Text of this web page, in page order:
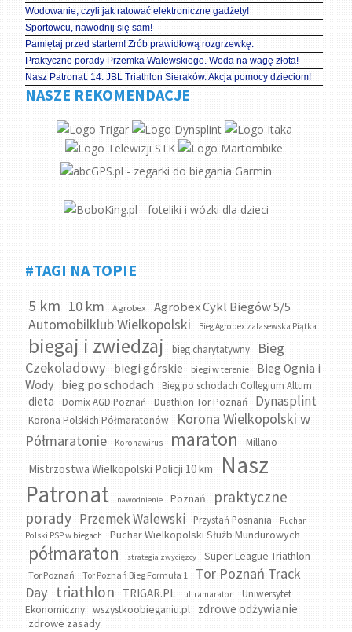
Wodowanie, czyli jak ratować elektroniczne gadżety!
Sportowcu, nawodnij się sam!
Pamiętaj przed startem! Zrób prawidłową rozgrzewkę.
Praktyczne porady Przemka Walewskiego. Woda na wagę złota!
Nasz Patronat. 14. JBL Triathlon Sieraków. Akcja pomocy dzieciom!
NASZE REKOMENDACJE
#TAGI NA TOPIE
5 km 10 km Agrobex Agrobex Cykl Biegów 5/5
Automobilklub Wielkopolski Bieg Agrobex zalasewska Piątka
biegaj i zwiedzaj bieg charytatywny
Bieg
Czekoladowy
biegi górskie biegi w terenie
Bieg Ognia i
Wody bieg po schodach Bieg po schodach Collegium Altum
dieta Domix AGD Poznań Duathlon Tor Poznań Dynasplint
Korona Polskich Półmaratonów
Korona Wielkopolski w
Półmaratonie
Koronawirus maraton Millano
Mistrzostwa Wielkopolski Policji 10 km
Nasz
Patronat
nawodnienie Poznań
praktyczne
porady Przemek Walewski Przystań Posnania
Puchar
Polski PSP w biegach
Puchar Wielkopolski Służb Mundurowych
półmaraton strategia zwycięzcy Super League Triathlon
Tor Poznań Tor Poznań Bieg Formuła 1
Tor Poznań Track
Day triathlon TRIGAR.PL ultramaraton
Uniwersytet
Ekonomiczny
wszystkoobieganiu.pl zdrowe odżywianie
zdrowe zasady